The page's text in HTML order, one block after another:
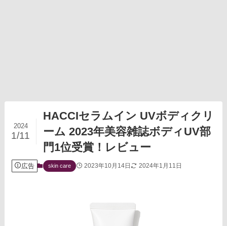
HACCIセラムイン UVボディクリ
ーム 2023年美容雑誌ボディUV部
門1位受賞！レビュー
2024
1/11
広告 skin care 2023年10月14日 2024年1月11日